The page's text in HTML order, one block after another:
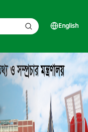
English